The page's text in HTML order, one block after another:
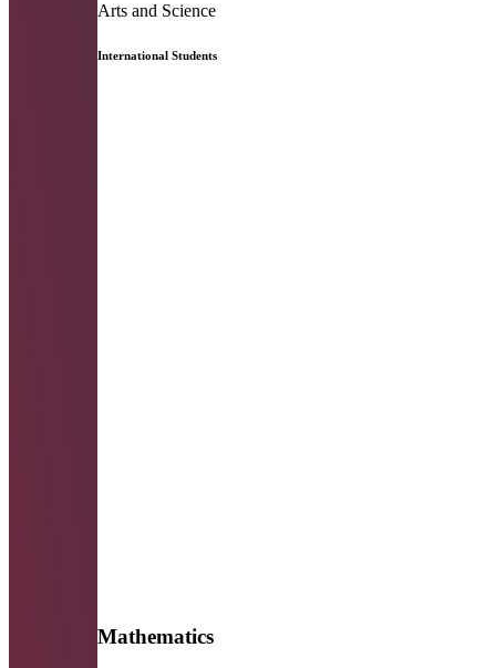
Arts and Science
International Students
Mathematics